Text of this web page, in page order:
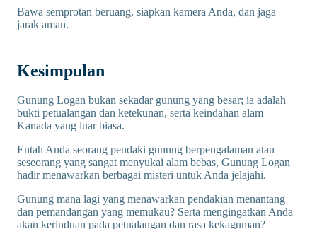
Bawa semprotan beruang, siapkan kamera Anda, dan jaga
jarak aman.
Kesimpulan
Gunung Logan bukan sekadar gunung yang besar; ia adalah
bukti petualangan dan ketekunan, serta keindahan alam
Kanada yang luar biasa.
Entah Anda seorang pendaki gunung berpengalaman atau
seseorang yang sangat menyukai alam bebas, Gunung Logan
hadir menawarkan berbagai misteri untuk Anda jelajahi.
Gunung mana lagi yang menawarkan pendakian menantang
dan pemandangan yang memukau? Serta mengingatkan Anda
akan kerinduan pada petualangan dan rasa kekaguman?